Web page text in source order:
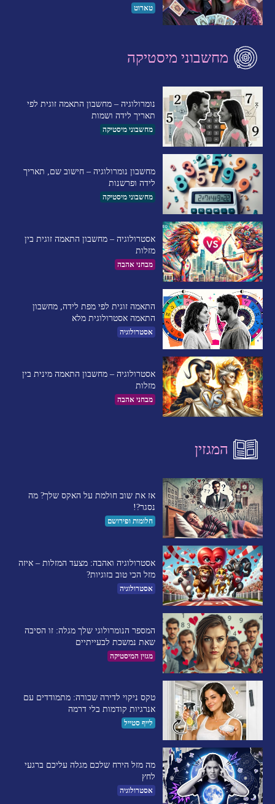
טארוט
מחשבוני מיסטיקה
נומרולוגיה – מחשבון התאמה זוגית לפי
תאריך לידה ושמות
מחשבוני מיסטיקה
מחשבון נומרולוגיה – חישוב שם, תאריך
לידה ופרשנות
מחשבוני מיסטיקה
אסטרולוגיה – מחשבון התאמה זוגית בין
מזלות
מבחני אהבה
התאמה זוגית לפי מפת לידה, מחשבון
התאמה אסטרולוגית מלא
אסטרולוגיה
אסטרולוגיה – מחשבון התאמה מינית בין
מזלות
מבחני אהבה
המגזין
אז את שוב חולמת על האקס שלך? מה
נסגר?!
חלומות ופירושם
אסטרולוגיה ואהבה: מצעד המזלות – איזה
מזל הכי טוב בזוגיות?
אסטרולוגיה
המספר הנומרולוגי שלך מגלה: זו הסיבה
שאת נמשכת לבעייתיים​
מגזין המיסטיקה
טקס ניקוי לדירה שכורה: מתמודדים עם
אנרגיות קודמות בלי דרמה
לייף סטייל
מה מזל הירח שלכם מגלה עליכם ברגעי
לחץ
אסטרולוגיה